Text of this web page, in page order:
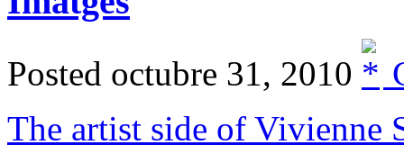
Posted octubre 31, 2010
The artist side of Vivienne